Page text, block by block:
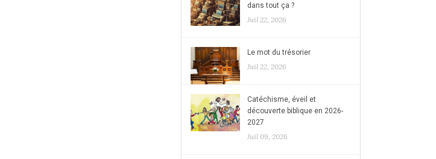
dans tout ça ?
Juil 22, 2026
Le mot du trésorier
Juil 22, 2026
Catéchisme, éveil et
découverte biblique en 2026-
2027
Juil 09, 2026